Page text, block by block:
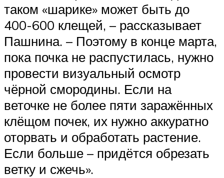
таком «шарике» может быть до
400-600 клещей, – рассказывает
Пашнина. – Поэтому в конце марта,
пока почка не распустилась, нужно
провести визуальный осмотр
чёрной смородины. Если на
веточке не более пяти заражённых
клёщом почек, их нужно аккуратно
оторвать и обработать растение.
Если больше – придётся обрезать
ветку и сжечь».